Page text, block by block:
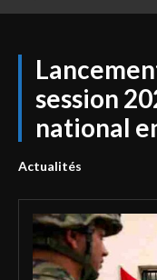
session
national
Actualités